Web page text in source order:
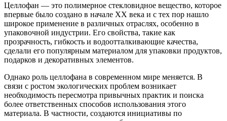
Целлофан — это полимерное стекловидное вещество, которое
впервые было создано в начале XX века и с тех пор нашло
широкое применение в различных отраслях, особенно в
упаковочной индустрии. Его свойства, такие как
прозрачность, гибкость и водоотталкивающие качества,
сделали его популярным материалом для упаковки продуктов,
подарков и декоративных элементов.
Однако роль целлофана в современном мире меняется. В
связи с ростом экологических проблем возникает
необходимость пересмотра привычных практик и поиска
более ответственных способов использования этого
материала. В частности, создаются инициативы по